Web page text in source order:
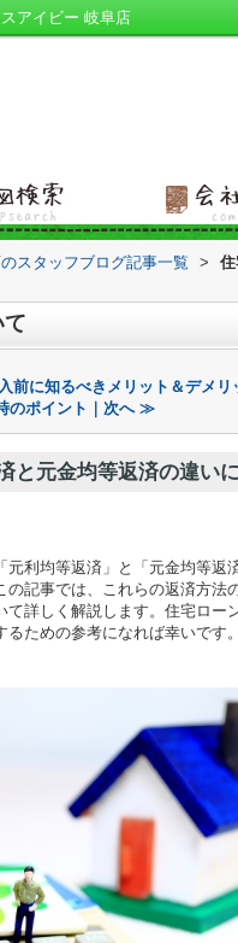
アイビー 岐阜店
スタッフブログ記事一覧 >
に知るべきメリット＆デメリ
のポイント｜次へ ≫
元金均等返済の違い
利均等返済」と「元金均等返
の記事では、これらの返済方法
詳しく解説します。住宅ロー
ための参考になれば幸いです。